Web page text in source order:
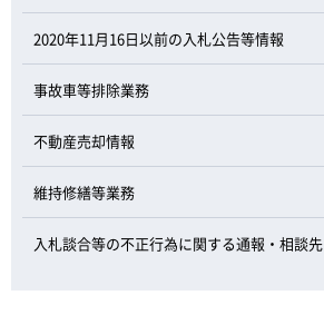
2020年11月16日以前の入札公告等情報
事故車等排除業務
不動産売却情報
維持修繕等業務
入札談合等の不正行為に関する通報・相談先